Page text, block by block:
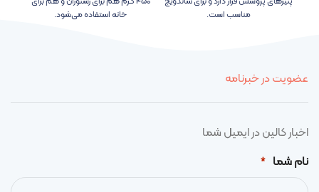
مناسب است.
خانه استفاده می‌شود.
عضویت در خبرنامه
اخبار کالین در ایمیل شما
نام شما
*